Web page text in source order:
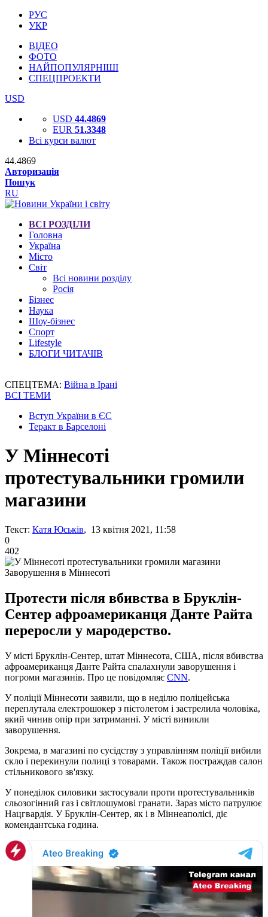
РУС
УКР
ВІДЕО
ФОТО
НАЙПОПУЛЯРНІШІ
СПЕЦПРОЕКТИ
USD
USD 44.4869
EUR 51.3348
Всі курси валют
44.4869
Авторизація
Пошук
RU
ВСІ РОЗДІЛИ
Головна
Україна
Місто
Світ
Всі новини розділу
Росія
Бізнес
Наука
Шоу-бізнес
Спорт
Lifestyle
БЛОГИ ЧИТАЧІВ
СПЕЦТЕМА: Війна в Ірані
ВСІ ТЕМИ
Вступ України в ЄС
Теракт в Барселоні
У Міннесоті
протестувальники громили
магазини
Текст: Катя Юськів, 13 квітня 2021, 11:58
0
402
Заворушення в Міннесоті
Протести після вбивства в Бруклін-
Сентер афроамериканця Данте Райта
переросли у мародерство.
У місті Бруклін-Сентер, штат Міннесота, США, після вбивства
афроамериканця Данте Райта спалахнули заворушення і
погроми магазинів. Про це повідомляє CNN.
У поліції Міннесоти заявили, що в неділю поліцейська
переплутала електрошокер з пістолетом і застрелила чоловіка,
який чинив опір при затриманні. У місті виникли
заворушення.
Зокрема, в магазині по сусідству з управлінням поліції вибили
скло і перекинули полиці з товарами. Також постраждав салон
стільникового зв'язку.
У понеділок силовики застосували проти протестувальників
сльозогінний газ і світлошумові гранати. Зараз місто патрулює
Нацгвардія. У Бруклін-Сентер, як і в Міннеаполісі, діє
комендантська година.